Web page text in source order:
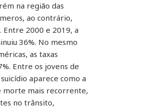
na região das
ao contrário,
Entre 2000 e 2019, a
36%. No mesmo
as taxas
Entre os jovens de
aparece como a
morte mais recorrente,
no trânsito,